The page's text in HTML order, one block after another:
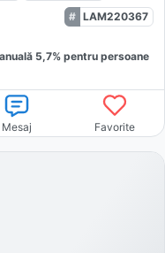
LAM220367
anuală 5,7% pentru persoane
Mesaj Favorite